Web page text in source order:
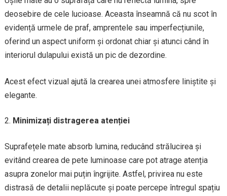
deosebire de cele lucioase. Aceasta înseamnă că nu scot în
evidență urmele de praf, amprentele sau imperfecțiunile,
oferind un aspect uniform și ordonat chiar și atunci când în
interiorul dulapului există un pic de dezordine.
Acest efect vizual ajută la crearea unei atmosfere liniștite și
elegante.
Minimizați distragerea atenției
Suprafețele mate absorb lumina, reducând strălucirea și
evitând crearea de pete luminoase care pot atrage atenția
asupra zonelor mai puțin îngrijite. Astfel, privirea nu este
distrasă de detalii neplăcute și poate percepe întregul spațiu